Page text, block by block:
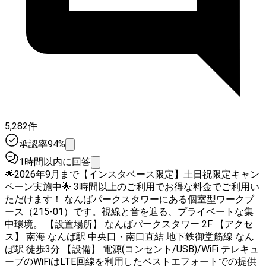
5,282件
承認率94%
1時間以内に回答
🌟2026年9月まで【インスタベース限定】土日祝限定キャン
ペーン実施中🌟 3時間以上のご利用でお得な料金でご利用い
ただけます！ なんばパークスタワーにある個室型ワークブ
ース（215-01）です。視線と音を遮る、プライベートな集
中環境。 【設置場所】 なんばパークスタワー 2F 【アクセ
ス】 南海 なんば駅 中央口・南口直結 地下鉄御堂筋線 なん
ば駅 徒歩3分 【設備】 電源(コンセント/USB)/WiFi テレキュ
ーブのWiFiはLTE回線を利用したベストエフォートでの提供